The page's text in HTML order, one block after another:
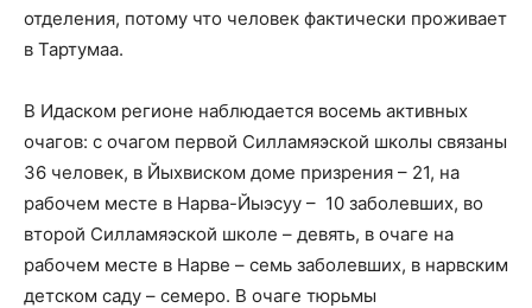
отделения, потому что человек фактически проживает
в Тартумаа.
В Идаском регионе наблюдается восемь активных
очагов: с очагом первой Силламяэской школы связаны
36 человек, в Йыхвиском доме призрения – 21, на
рабочем месте в Нарва-Йыэсуу – 10 заболевших, во
второй Силламяэской школе – девять, в очаге на
рабочем месте в Нарве – семь заболевших, в нарвским
детском саду – семеро. В очаге тюрьмы